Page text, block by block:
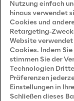
Privacy and
Datenschutz-
Nutzung einfach
hinaus verwendet
Cookies und
Retargeting-
Website
Cookies. Indem
stimmen Sie der
Technologien
Präferenzen
Einstellungen in
Schließen dieses